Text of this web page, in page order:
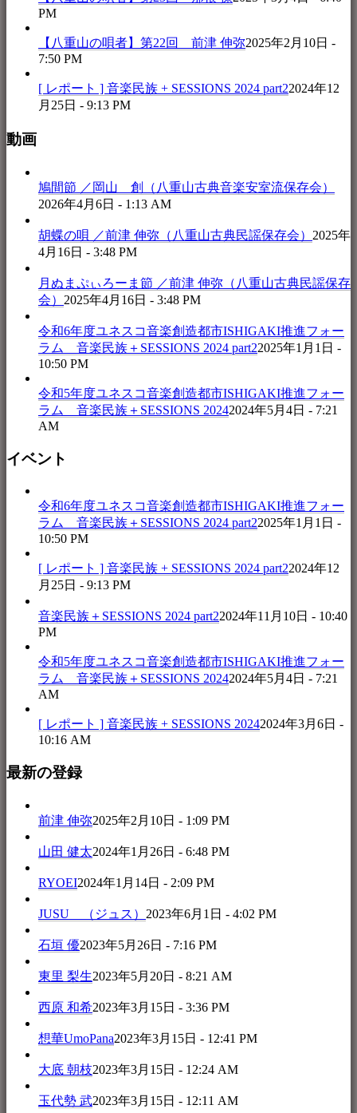
PM
【八重山の唄者】第22回 前津 伸弥2025年2月10日 -
7:50 PM
[ レポート ] 音楽民族 + SESSIONS 2024 part22024年12
月25日 - 9:13 PM
動画
鳩間節 ／岡山 創（八重山古典音楽安室流保存会）
2026年4月6日 - 1:13 AM
胡蝶の唄 ／前津 伸弥（八重山古典民謡保存会） 2025年
4月16日 - 3:48 PM
月ぬまぷぃろーま節 ／前津 伸弥（八重山古典民謡保存
会） 2025年4月16日 - 3:48 PM
令和6年度ユネスコ音楽創造都市ISHIGAKI推進フォー
ラム 音楽民族＋SESSIONS 2024 part22025年1月1日 -
10:50 PM
令和5年度ユネスコ音楽創造都市ISHIGAKI推進フォー
ラム 音楽民族＋SESSIONS 20242024年5月4日 - 7:21
AM
イベント
令和6年度ユネスコ音楽創造都市ISHIGAKI推進フォー
ラム 音楽民族＋SESSIONS 2024 part22025年1月1日 -
10:50 PM
[ レポート ] 音楽民族 + SESSIONS 2024 part22024年12
月25日 - 9:13 PM
音楽民族＋SESSIONS 2024 part22024年11月10日 - 10:40
PM
令和5年度ユネスコ音楽創造都市ISHIGAKI推進フォー
ラム 音楽民族＋SESSIONS 20242024年5月4日 - 7:21
AM
[ レポート ] 音楽民族 + SESSIONS 20242024年3月6日 -
10:16 AM
最新の登録
前津 伸弥2025年2月10日 - 1:09 PM
山田 健太2024年1月26日 - 6:48 PM
RYOEI2024年1月14日 - 2:09 PM
JUSU （ジュス） 2023年6月1日 - 4:02 PM
石垣 優2023年5月26日 - 7:16 PM
東里 梨生2023年5月20日 - 8:21 AM
西原 和希2023年3月15日 - 3:36 PM
想華UmoPana2023年3月15日 - 12:41 PM
大底 朝枝2023年3月15日 - 12:24 AM
玉代勢 武2023年3月15日 - 12:11 AM